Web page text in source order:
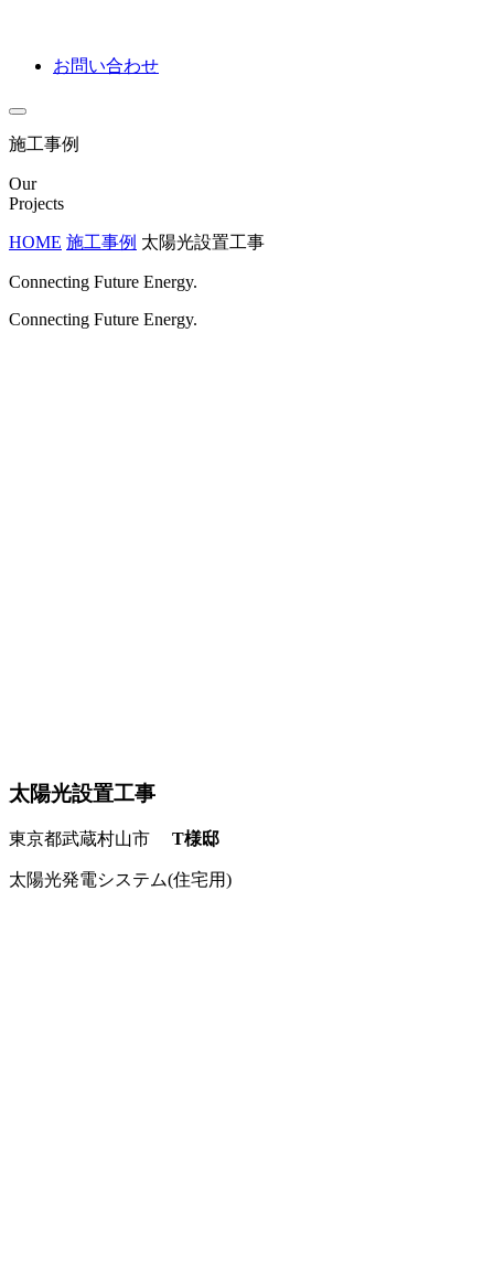
お問い合わせ
施工事例
Our
Projects
HOME 施工事例 太陽光設置工事
Connecting Future Energy.
Connecting Future Energy.
太陽光設置工事
東京都武蔵村山市 T様邸
太陽光発電システム(住宅用)